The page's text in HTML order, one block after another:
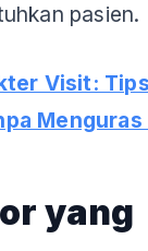
pasien.
Visit:
yang